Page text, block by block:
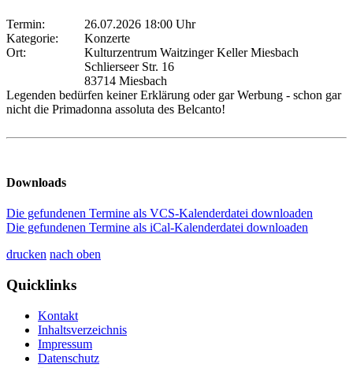
Termin:
26.07.2026 18:00 Uhr
Kategorie:
Konzerte
Ort:
Kulturzentrum Waitzinger Keller Miesbach
Schlierseer Str. 16
83714 Miesbach
Legenden bedürfen keiner Erklärung oder gar Werbung - schon gar
nicht die Primadonna assoluta des Belcanto!
Downloads
Die gefundenen Termine als VCS-Kalenderdatei downloaden
Die gefundenen Termine als iCal-Kalenderdatei downloaden
drucken nach oben
Quicklinks
Kontakt
Inhaltsverzeichnis
Impressum
Datenschutz